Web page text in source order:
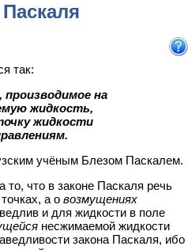
так:
на
жидкость,
жидкости
учёным Блезом Паскалем.
то, что в законе Паскаля речь
а о возмущениях
и для жидкости в поле
несжимаемой жидкости
закона Паскаля, ибо